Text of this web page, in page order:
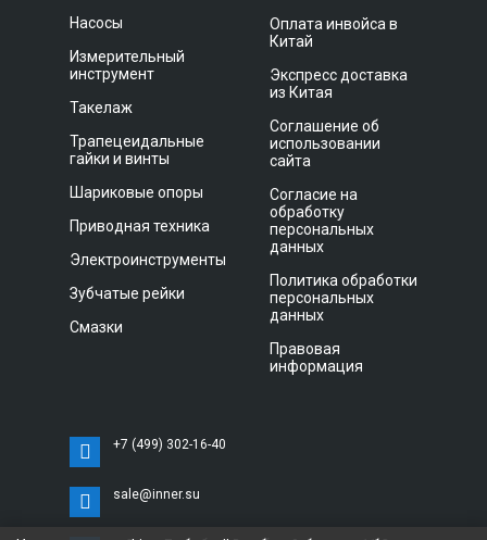
Насосы
Измерительный
инструмент
Такелаж
Трапецеидальные
гайки и винты
Шариковые опоры
Приводная техника
Электроинструменты
Зубчатые рейки
Смазки
Оплата инвойса в
Китай
Экспресс доставка
из Китая
Соглашение об
использовании
сайта
Согласие на
обработку
персональных
данных
Политика обработки
персональных
данных
Правовая
информация
+7 (499) 302-16-40
sale@inner.su